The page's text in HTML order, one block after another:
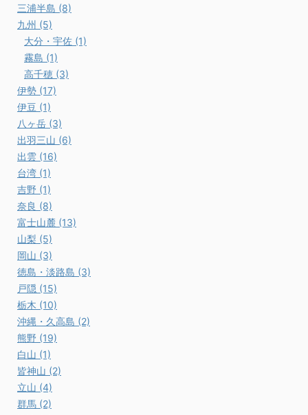
三浦半島 (8)
九州 (5)
大分・宇佐 (1)
霧島 (1)
高千穂 (3)
伊勢 (17)
伊豆 (1)
八ヶ岳 (3)
出羽三山 (6)
出雲 (16)
台湾 (1)
吉野 (1)
奈良 (8)
富士山麓 (13)
山梨 (5)
岡山 (3)
徳島・淡路島 (3)
戸隠 (15)
栃木 (10)
沖縄・久高島 (2)
熊野 (19)
白山 (1)
皆神山 (2)
立山 (4)
群馬 (2)